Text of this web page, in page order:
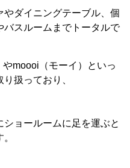
ダイニングテーブル、個
スルームまでトータルで
moooi（モーイ）といっ
扱っており、
ョールームに足を運ぶと